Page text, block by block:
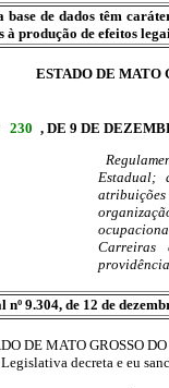
base de dados têm
produção de efeitos
ESTADO DE MATO
230 , DE 9 DE
Estadual;
Carreiras
9.304, de 12 de
DE MATO GROSSO
Legislativa decreta e eu